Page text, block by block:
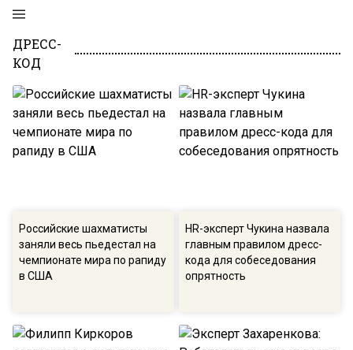
ДРЕСС-
КОД
Российские шахматисты
заняли весь пьедестал на
чемпионате мира по рапиду
в США
HR-эксперт Чукина назвала
главным правилом дресс-
кода для собеседования
опрятность